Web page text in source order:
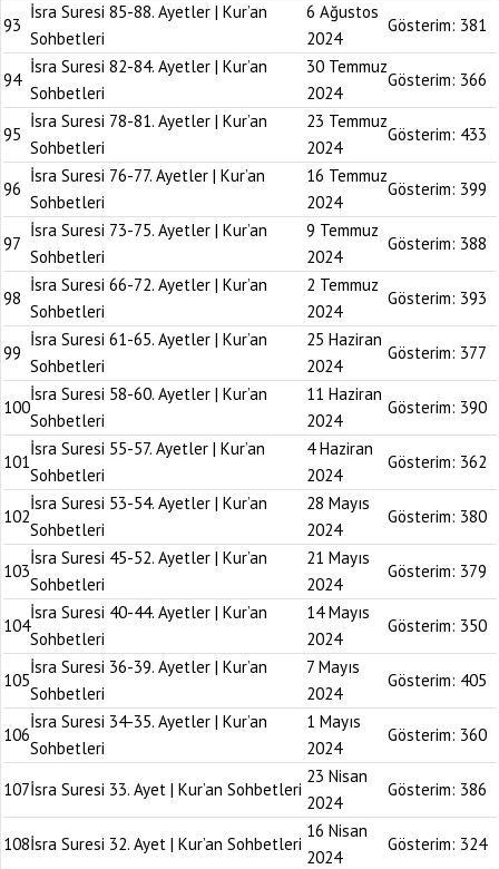
93
İsra Suresi 85-88. Ayetler | Kur’an
Sohbetleri
6 Ağustos
2024
Gösterim: 381
94
İsra Suresi 82-84. Ayetler | Kur’an
Sohbetleri
30 Temmuz
2024
Gösterim: 366
95
İsra Suresi 78-81. Ayetler | Kur’an
Sohbetleri
23 Temmuz
2024
Gösterim: 433
96
İsra Suresi 76-77. Ayetler | Kur’an
Sohbetleri
16 Temmuz
2024
Gösterim: 399
97
İsra Suresi 73-75. Ayetler | Kur’an
Sohbetleri
9 Temmuz
2024
Gösterim: 388
98
İsra Suresi 66-72. Ayetler | Kur’an
Sohbetleri
2 Temmuz
2024
Gösterim: 393
99
İsra Suresi 61-65. Ayetler | Kur’an
Sohbetleri
25 Haziran
2024
Gösterim: 377
100
İsra Suresi 58-60. Ayetler | Kur’an
Sohbetleri
11 Haziran
2024
Gösterim: 390
101
İsra Suresi 55-57. Ayetler | Kur’an
Sohbetleri
4 Haziran
2024
Gösterim: 362
102
İsra Suresi 53-54. Ayetler | Kur’an
Sohbetleri
28 Mayıs
2024
Gösterim: 380
103
İsra Suresi 45-52. Ayetler | Kur’an
Sohbetleri
21 Mayıs
2024
Gösterim: 379
104
İsra Suresi 40-44. Ayetler | Kur’an
Sohbetleri
14 Mayıs
2024
Gösterim: 350
105
İsra Suresi 36-39. Ayetler | Kur’an
Sohbetleri
7 Mayıs
2024
Gösterim: 405
106
İsra Suresi 34-35. Ayetler | Kur’an
Sohbetleri
1 Mayıs
2024
Gösterim: 360
107İsra Suresi 33. Ayet | Kur’an Sohbetleri
23 Nisan
2024
Gösterim: 386
108İsra Suresi 32. Ayet | Kur’an Sohbetleri
16 Nisan
2024
Gösterim: 324